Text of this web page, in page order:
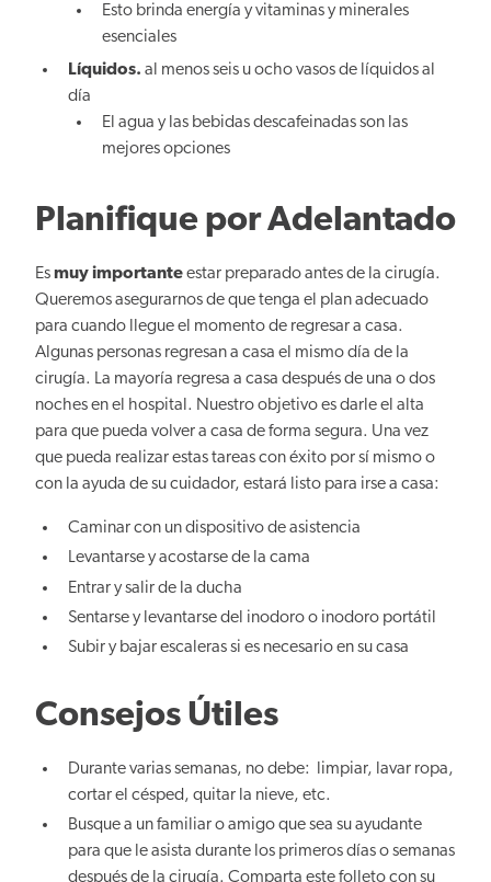
Esto brinda energía y vitaminas y minerales
esenciales
Líquidos. al menos seis u ocho vasos de líquidos al
día
El agua y las bebidas descafeinadas son las
mejores opciones
Planifique por Adelantado
Esmuy importanteestar preparado antes de la cirugía.
Queremos asegurarnos de que tenga el plan adecuado
para cuando llegue el momento de regresar a casa.
Algunas personas regresan a casa el mismo día de la
cirugía. La mayoría regresa a casa después de una o dos
noches en el hospital. Nuestro objetivo es darle el alta
para que pueda volver a casa de forma segura. Una vez
que pueda realizar estas tareas con éxito por sí mismo o
con la ayuda de su cuidador, estará listo para irse a casa:
Caminar con un dispositivo de asistencia
Levantarse y acostarse de la cama
Entrar y salir de la ducha
Sentarse y levantarse del inodoro o inodoro portátil
Subir y bajar escaleras si es necesario en su casa
Consejos Útiles
Durante varias semanas, no debe: limpiar, lavar ropa,
cortar el césped, quitar la nieve, etc.
Busque a un familiar o amigo que sea su ayudante
para que le asista durante los primeros días o semanas
después de la cirugía. Comparta este folleto con su